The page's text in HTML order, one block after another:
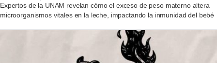
Expertos de la UNAM revelan cómo el exceso de peso materno altera
microorganismos vitales en la leche, impactando la inmunidad del bebé